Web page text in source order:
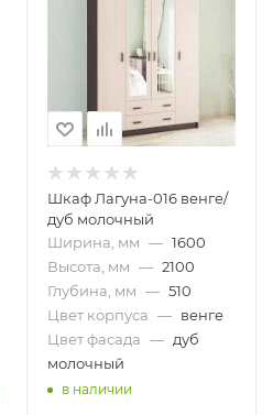
Шкаф Лагуна-016 венге/
дуб молочный
Ширина, мм — 1600
Высота, мм — 2100
Глубина, мм — 510
Цвет корпуса — венге
Цвет фасада — дуб
молочный
в наличии